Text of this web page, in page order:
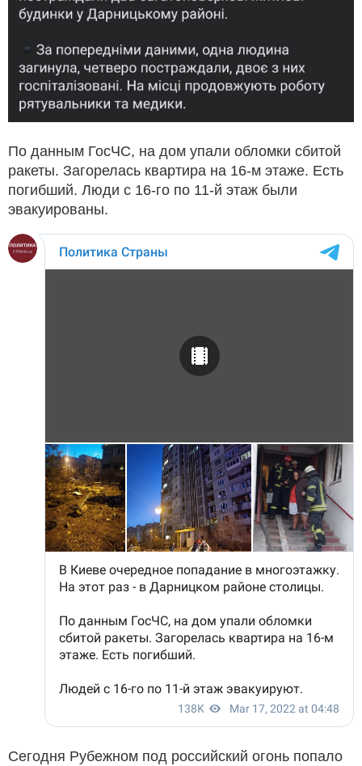
По данным ГосЧС, на дом упали обломки сбитой
ракеты. Загорелась квартира на 16-м этаже. Есть
погибший. Люди с 16-го по 11-й этаж были
эвакуированы.
Сегодня Рубежном под российский огонь попало